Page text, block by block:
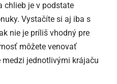
chlieb je v podstate
Vystačíte si aj iba s
nie je príliš vhodný pre
môžete venovať
medzi jednotlivými krájaču